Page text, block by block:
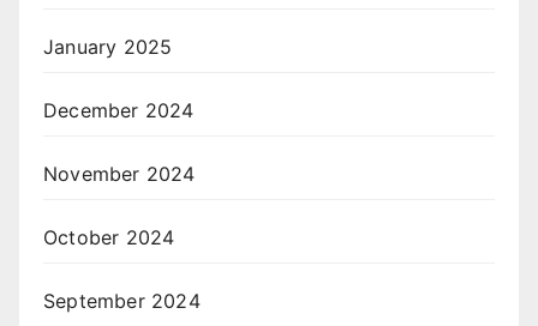
January 2025
December 2024
November 2024
October 2024
September 2024